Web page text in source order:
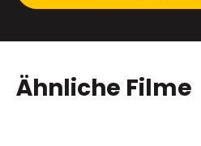
Ähnliche Filme